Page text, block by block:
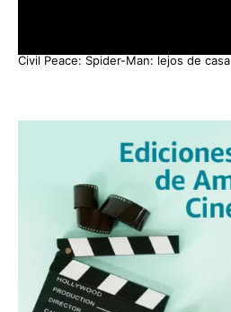
Civil Peace: Spider-Man: lejos de casa